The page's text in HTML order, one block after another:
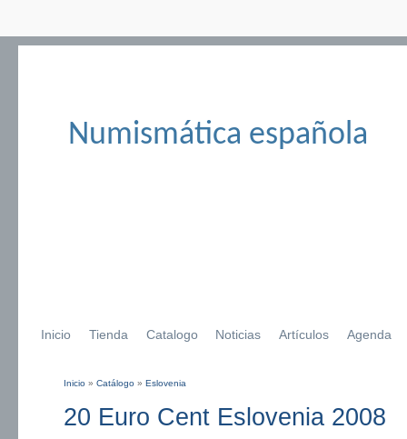
Numismática española
Inicio Tienda Catalogo Noticias Artículos Agenda
Inicio » Catálogo » Eslovenia
20 Euro Cent Eslovenia 2008